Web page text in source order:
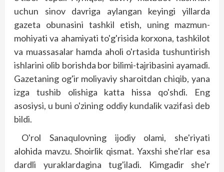
uchun sinov davriga aylangan keyingi yillarda
gazeta obunasini tashkil etish, uning mazmun-
mohiyati va ahamiyati to'g'risida korxona, tashkilot
va muassasalar hamda aholi o'rtasida tushuntirish
ishlarini olib borishda bor bilimi-tajribasini ayamadi.
Gazetaning og'ir moliyaviy sharoitdan chiqib, yana
izga tushib olishiga katta hissa qo'shdi. Eng
asosiysi, u buni o'zining oddiy kundalik vazifasi deb
bildi.
O'rol Sanaqulovning ijodiy olami, she'riyati
alohida mavzu. Shoirlik qismat. Yaxshi she'rlar esa
dardli yuraklardagina tug'iladi. Kimgadir she'r